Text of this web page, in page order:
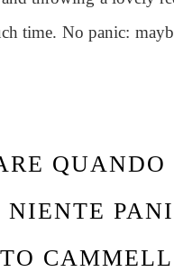
time. No panic:
NIENTE